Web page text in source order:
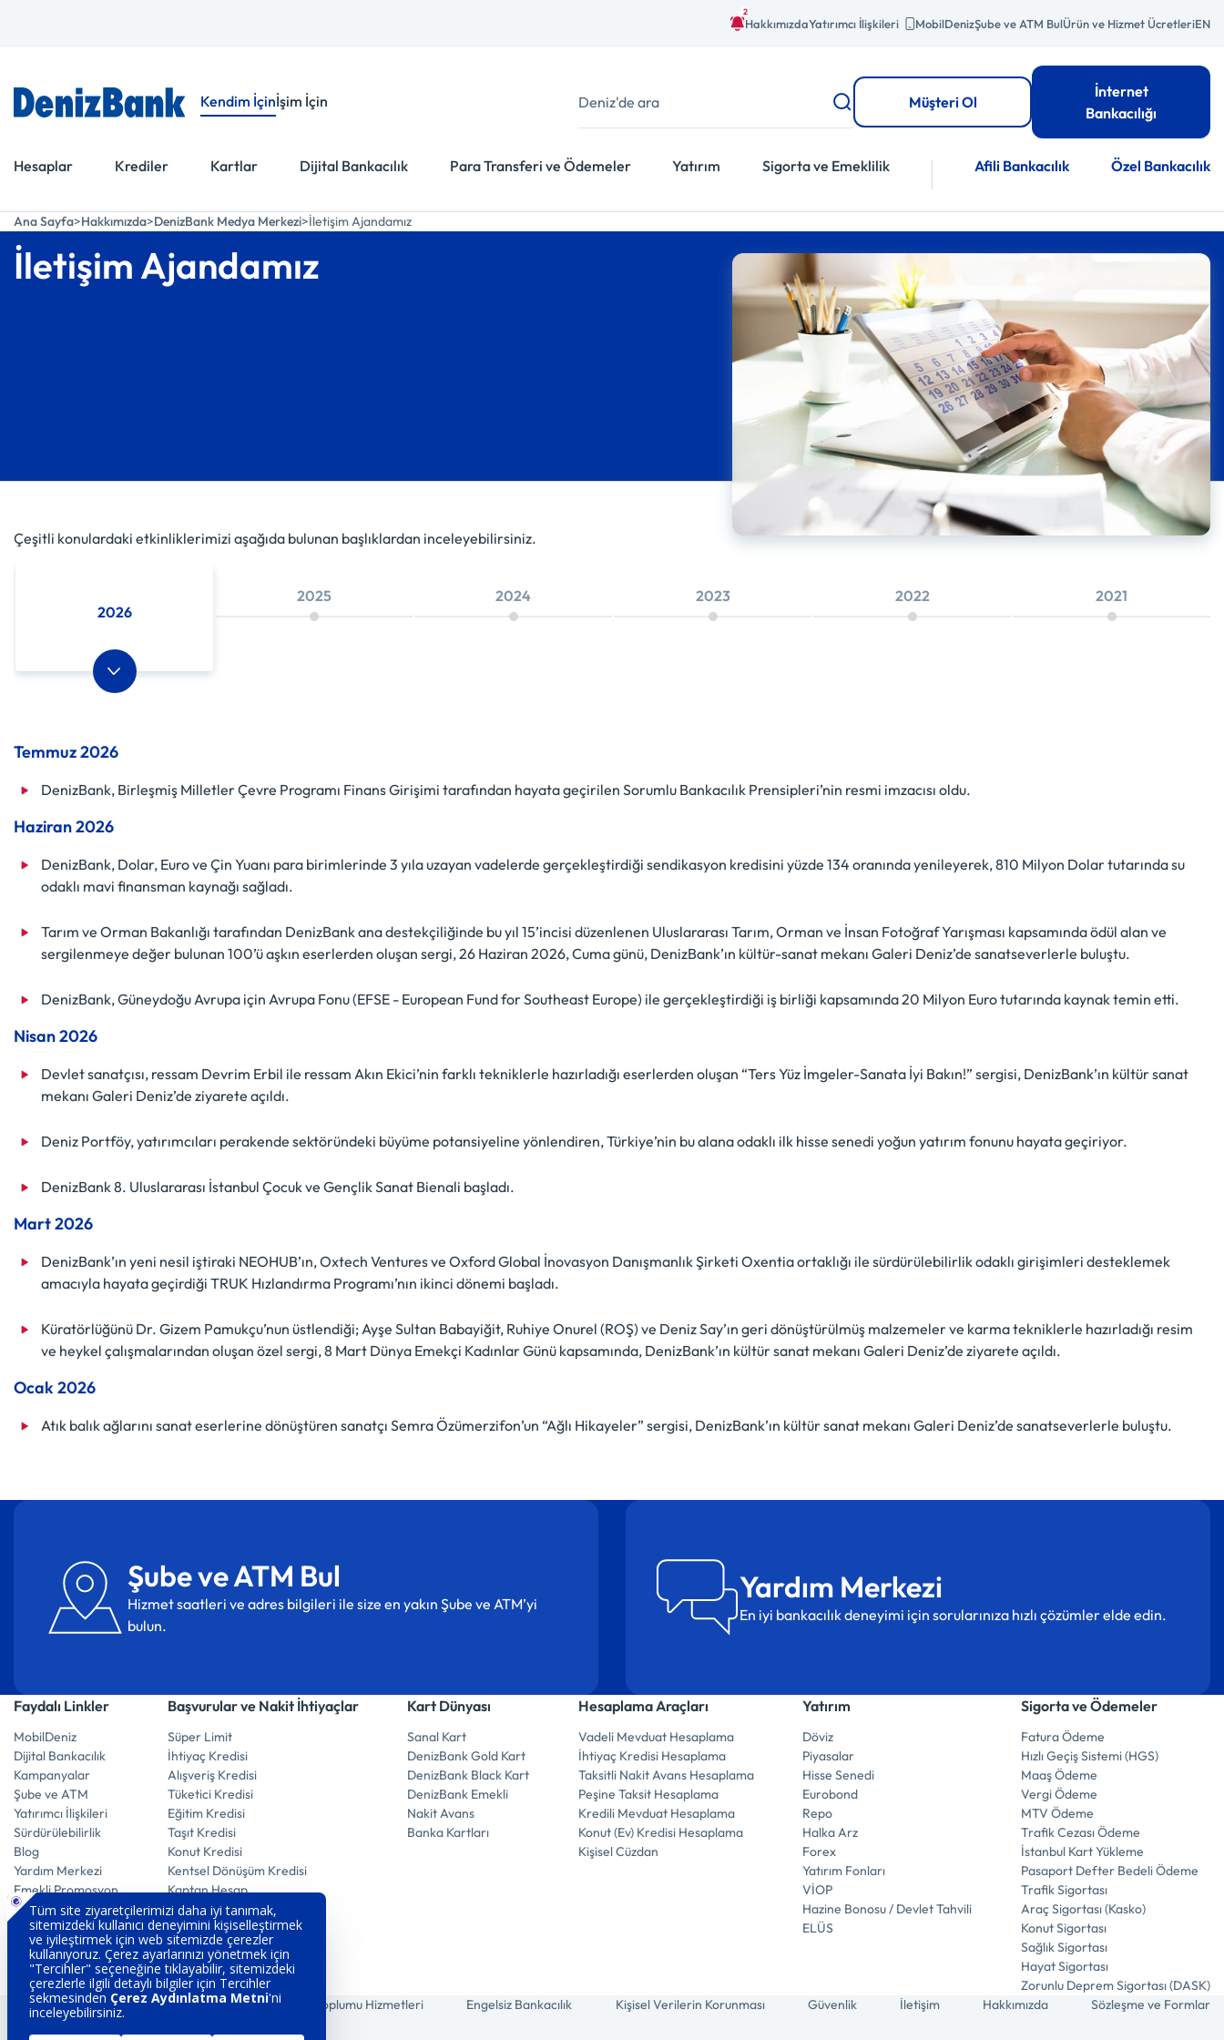
2
HakkımızdaYatırımcı İlişkileri MobilDenizŞube ve ATM BulÜrün ve Hizmet ÜcretleriEN
Kendim İçinİşim İçin
Hesaplar Krediler Kartlar Dijital Bankacılık Para Transferi ve Ödemeler Yatırım Sigorta ve Emeklilik Afili Bankacılık Özel Bankacılık
Müşteri Ol
İnternet
Bankacılığı
Ana Sayfa Hakkımızda DenizBank Medya Merkezi İletişim Ajandamız
İletişim Ajandamız
Çeşitli konulardaki etkinliklerimizi aşağıda bulunan başlıklardan inceleyebilirsiniz.
2026
2025 2024 2023 2022 2021
Temmuz 2026
DenizBank, Birleşmiş Milletler Çevre Programı Finans Girişimi tarafından hayata geçirilen Sorumlu Bankacılık Prensipleri’nin resmi imzacısı oldu.
Haziran 2026
DenizBank, Dolar, Euro ve Çin Yuanı para birimlerinde 3 yıla uzayan vadelerde gerçekleştirdiği sendikasyon kredisini yüzde 134 oranında yenileyerek, 810 Milyon Dolar tutarında su
odaklı mavi finansman kaynağı sağladı.
Tarım ve Orman Bakanlığı tarafından DenizBank ana destekçiliğinde bu yıl 15’incisi düzenlenen Uluslararası Tarım, Orman ve İnsan Fotoğraf Yarışması kapsamında ödül alan ve
sergilenmeye değer bulunan 100’ü aşkın eserlerden oluşan sergi, 26 Haziran 2026, Cuma günü, DenizBank’ın kültür-sanat mekanı Galeri Deniz’de sanatseverlerle buluştu.
DenizBank, Güneydoğu Avrupa için Avrupa Fonu (EFSE - European Fund for Southeast Europe) ile gerçekleştirdiği iş birliği kapsamında 20 Milyon Euro tutarında kaynak temin etti.
Nisan 2026
Devlet sanatçısı, ressam Devrim Erbil ile ressam Akın Ekici’nin farklı tekniklerle hazırladığı eserlerden oluşan “Ters Yüz İmgeler-Sanata İyi Bakın!” sergisi, DenizBank’ın kültür sanat
mekanı Galeri Deniz’de ziyarete açıldı.
Deniz Portföy, yatırımcıları perakende sektöründeki büyüme potansiyeline yönlendiren, Türkiye’nin bu alana odaklı ilk hisse senedi yoğun yatırım fonunu hayata geçiriyor.
DenizBank 8. Uluslararası İstanbul Çocuk ve Gençlik Sanat Bienali başladı.
Mart 2026
DenizBank’ın yeni nesil iştiraki NEOHUB’ın, Oxtech Ventures ve Oxford Global İnovasyon Danışmanlık Şirketi Oxentia ortaklığı ile sürdürülebilirlik odaklı girişimleri desteklemek
amacıyla hayata geçirdiği TRUK Hızlandırma Programı’nın ikinci dönemi başladı.
Küratörlüğünü Dr. Gizem Pamukçu’nun üstlendiği; Ayşe Sultan Babayiğit, Ruhiye Onurel (ROŞ) ve Deniz Say’ın geri dönüştürülmüş malzemeler ve karma tekniklerle hazırladığı resim
ve heykel çalışmalarından oluşan özel sergi, 8 Mart Dünya Emekçi Kadınlar Günü kapsamında, DenizBank’ın kültür sanat mekanı Galeri Deniz’de ziyarete açıldı.
Ocak 2026
Atık balık ağlarını sanat eserlerine dönüştüren sanatçı Semra Özümerzifon’un “Ağlı Hikayeler” sergisi, DenizBank’ın kültür sanat mekanı Galeri Deniz’de sanatseverlerle buluştu.
Şube ve ATM Bul
Hizmet saatleri ve adres bilgileri ile size en yakın Şube ve ATM’yi
bulun.
Yardım Merkezi
En iyi bankacılık deneyimi için sorularınıza hızlı çözümler elde edin.
Faydalı Linkler
MobilDeniz
Dijital Bankacılık
Kampanyalar
Şube ve ATM
Yatırımcı İlişkileri
Sürdürülebilirlik
Blog
Yardım Merkezi
Emekli Promosyon
Başvurular ve Nakit İhtiyaçlar
Süper Limit
İhtiyaç Kredisi
Alışveriş Kredisi
Tüketici Kredisi
Eğitim Kredisi
Taşıt Kredisi
Konut Kredisi
Kentsel Dönüşüm Kredisi
Kaptan Hesap
E-Mevduat Hesap
Vadeli Döviz Hesabı
Vadeli Altın Hesabı
Vadeli Mevduat Hesabı
Tasarruf Ettiren Hesap
Kart Dünyası
Sanal Kart
DenizBank Gold Kart
DenizBank Black Kart
DenizBank Emekli
Nakit Avans
Banka Kartları
Hesaplama Araçları
Vadeli Mevduat Hesaplama
İhtiyaç Kredisi Hesaplama
Taksitli Nakit Avans Hesaplama
Peşine Taksit Hesaplama
Kredili Mevduat Hesaplama
Konut (Ev) Kredisi Hesaplama
Kişisel Cüzdan
Yatırım
Döviz
Piyasalar
Hisse Senedi
Eurobond
Repo
Halka Arz
Forex
Yatırım Fonları
VİOP
Hazine Bonosu / Devlet Tahvili
ELÜS
Sigorta ve Ödemeler
Fatura Ödeme
Hızlı Geçiş Sistemi (HGS)
Maaş Ödeme
Vergi Ödeme
MTV Ödeme
Trafik Cezası Ödeme
İstanbul Kart Yükleme
Pasaport Defter Bedeli Ödeme
Trafik Sigortası
Araç Sigortası (Kasko)
Konut Sigortası
Sağlık Sigortası
Hayat Sigortası
Zorunlu Deprem Sigortası (DASK)
Çerez Aydınlatma
Gizlilik Politikası Bilgi Toplumu Hizmetleri Engelsiz Bankacılık Kişisel Verilerin Korunması Güvenlik İletişim Hakkımızda Sözleşme ve Formlar